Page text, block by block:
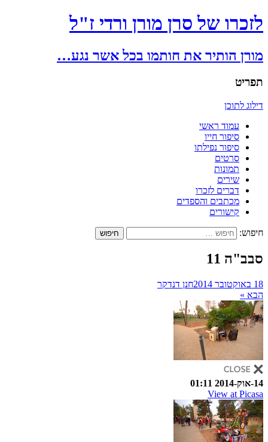
לזכרו של סרן מורן ורדי ז"ל
מורן הותיר את חותמו בכל אשר נגע…
תפריט
דילוג לתוכן
עמוד ראשי
סיפור חייו
סיפור נפילתו
סרטים
תמונות
שירים
דברים לזכרו
מכתבים והספדים
קישורים
חיפוש:
סבב"ה 11
18 באוקטובר 2014
חנן דנדקר
הבא »
14-אוק-2014 01:11
View at Picasa